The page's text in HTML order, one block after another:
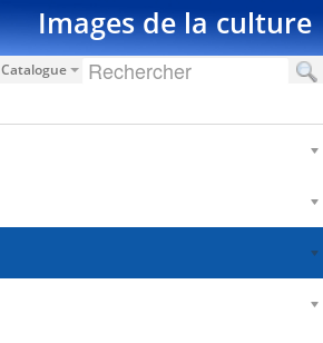
Images de la culture
Catalogue